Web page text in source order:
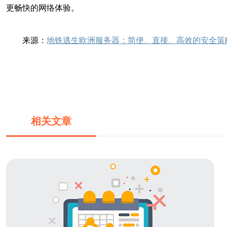
更畅快的网络体验。
来源： 地铁逃生欧洲服务器：简便、直接、高效的安全策
相关文章